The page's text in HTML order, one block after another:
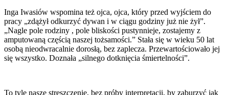
Inga Iwasiów wspomina też ojca, ojca, który przed wyjściem do
pracy „zdążył odkurzyć dywan i w ciągu godziny już nie żył”.
„Nagle pole rodziny , pole bliskości pustynnieje, zostajemy z
amputowaną częścią naszej tożsamości.” Stała się w wieku 50 lat
osobą nieodwracalnie dorosłą, bez zaplecza. Przewartościowało jej
się wszystko. Doznała „silnego dotknięcia śmiertelności”.
To tyle nasze streszczenie, bez próby interpretacji, by zaburzyć jak